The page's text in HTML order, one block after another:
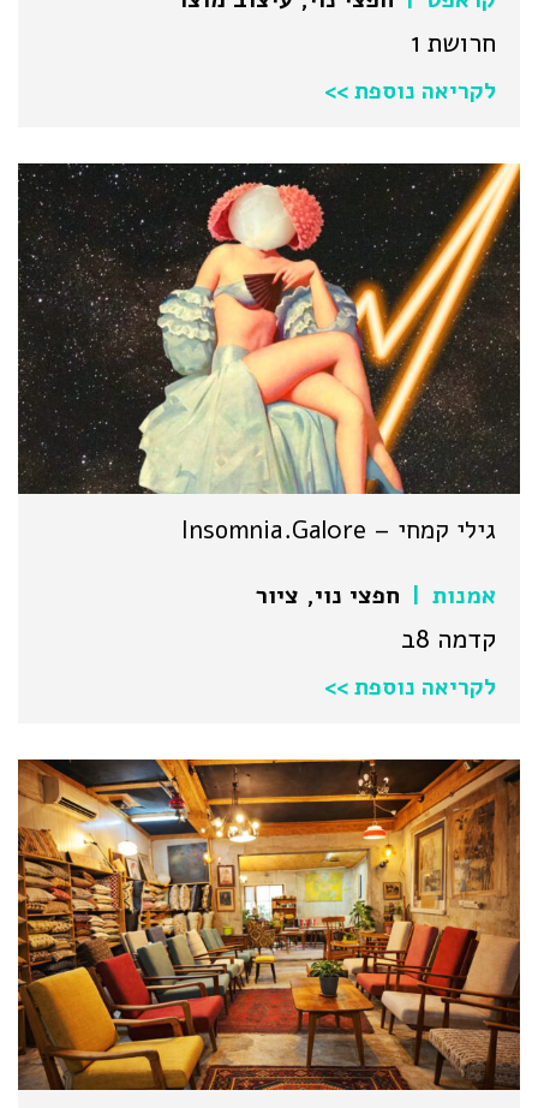
חרושת 1
לקריאה נוספת >>
גילי קמחי – Insomnia.Gal0re
אמנות | חפצי נוי, ציור
קדמה 8ב
לקריאה נוספת >>